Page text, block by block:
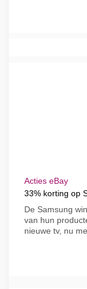
Acties eBay
33% korting op
De Samsung
van hun
nieuwe tv, nu